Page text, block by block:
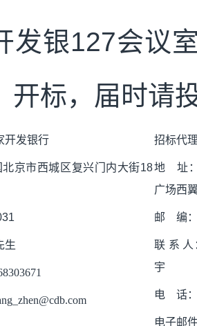
发银127会议
开标，届时请
开发银行
京市西城区复兴门内大街18
生
招标代
地
址
广场西
邮 编
联 系 人
宇
电 话
电子邮